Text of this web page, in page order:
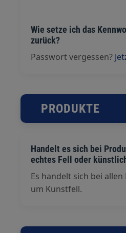
Wie setze ich das
zurück?
Passwort vergessen?
PRODUKTE
Handelt es sich bei
echtes Fell oder
Es handelt sich bei
um Kunstfell.